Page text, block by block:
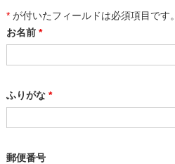
*が付いたフィールドは必須項目です。
お名前 *
ふりがな *
郵便番号